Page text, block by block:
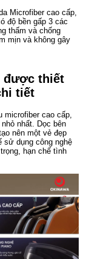
Microfiber cao cấp,
độ bền gấp 3 các
thấm và chống
mịn và không gây
được thiết
tiết
cao cấp,
nhất. Dọc bên
nên một vẻ đẹp
sử dụng công nghệ
hạn chế tình